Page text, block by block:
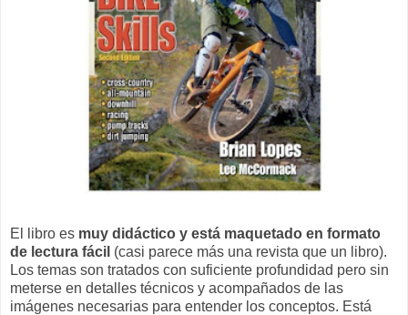
El libro es muy didáctico y está maquetado en formato
de lectura fácil (casi parece más una revista que un libro).
Los temas son tratados con suficiente profundidad pero sin
meterse en detalles técnicos y acompañados de las
imágenes necesarias para entender los conceptos. Está